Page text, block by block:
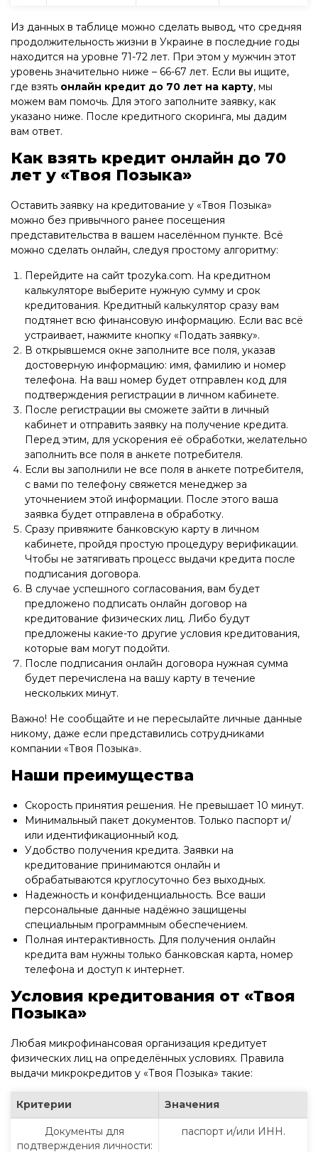
Из данных в таблице можно сделать вывод, что средняя
продолжительность жизни в Украине в последние годы
находится на уровне 71-72 лет. При этом у мужчин этот
уровень значительно ниже – 66-67 лет. Если вы ищите,
где взять онлайн кредит до 70 лет на карту, мы
можем вам помочь. Для этого заполните заявку, как
указано ниже. После кредитного скоринга, мы дадим
вам ответ.
Как взять кредит онлайн до 70
лет у «Твоя Позыка»
Оставить заявку на кредитование у «Твоя Позыка»
можно без привычного ранее посещения
представительства в вашем населённом пункте. Всё
можно сделать онлайн, следуя простому алгоритму:
Перейдите на сайт tpozyka.com. На кредитном
калькуляторе выберите нужную сумму и срок
кредитования. Кредитный калькулятор сразу вам
подтянет всю финансовую информацию. Если вас всё
устраивает, нажмите кнопку «Подать заявку».
В открывшемся окне заполните все поля, указав
достоверную информацию: имя, фамилию и номер
телефона. На ваш номер будет отправлен код для
подтверждения регистрации в личном кабинете.
После регистрации вы сможете зайти в личный
кабинет и отправить заявку на получение кредита.
Перед этим, для ускорения её обработки, желательно
заполнить все поля в анкете потребителя.
Если вы заполнили не все поля в анкете потребителя,
с вами по телефону свяжется менеджер за
уточнением этой информации. После этого ваша
заявка будет отправлена в обработку.
Сразу привяжите банковскую карту в личном
кабинете, пройдя простую процедуру верификации.
Чтобы не затягивать процесс выдачи кредита после
подписания договора.
В случае успешного согласования, вам будет
предложено подписать онлайн договор на
кредитование физических лиц. Либо будут
предложены какие-то другие условия кредитования,
которые вам могут подойти.
После подписания онлайн договора нужная сумма
будет перечислена на вашу карту в течение
нескольких минут.
Важно! Не сообщайте и не пересылайте личные данные
никому, даже если представились сотрудниками
компании «Твоя Позыка».
Наши преимущества
Скорость принятия решения. Не превышает 10 минут.
Минимальный пакет документов. Только паспорт и/
или идентификационный код.
Удобство получения кредита. Заявки на
кредитование принимаются онлайн и
обрабатываются круглосуточно без выходных.
Надежность и конфиденциальность. Все ваши
персональные данные надёжно защищены
специальным программным обеспечением.
Полная интерактивность. Для получения онлайн
кредита вам нужны только банковская карта, номер
телефона и доступ к интернет.
Условия кредитования от «Твоя
Позыка»
Любая микрофинансовая организация кредитует
физических лиц на определённых условиях. Правила
выдачи микрокредитов у «Твоя Позыка» такие:
Критерии Значения
Документы для
подтверждения личности:
паспорт и/или ИНН.